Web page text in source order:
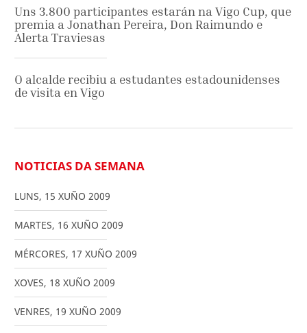
Uns 3.800 participantes estarán na Vigo Cup, que
premia a Jonathan Pereira, Don Raimundo e
Alerta Traviesas
O alcalde recibiu a estudantes estadounidenses
de visita en Vigo
NOTICIAS DA SEMANA
LUNS, 15 XUÑO 2009
MARTES, 16 XUÑO 2009
MÉRCORES, 17 XUÑO 2009
XOVES, 18 XUÑO 2009
VENRES, 19 XUÑO 2009